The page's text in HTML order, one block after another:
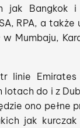
jak Bangkok
RPA, a także
Mumbaju,
linie Emirates
lotach do i z
ono pełne
jak